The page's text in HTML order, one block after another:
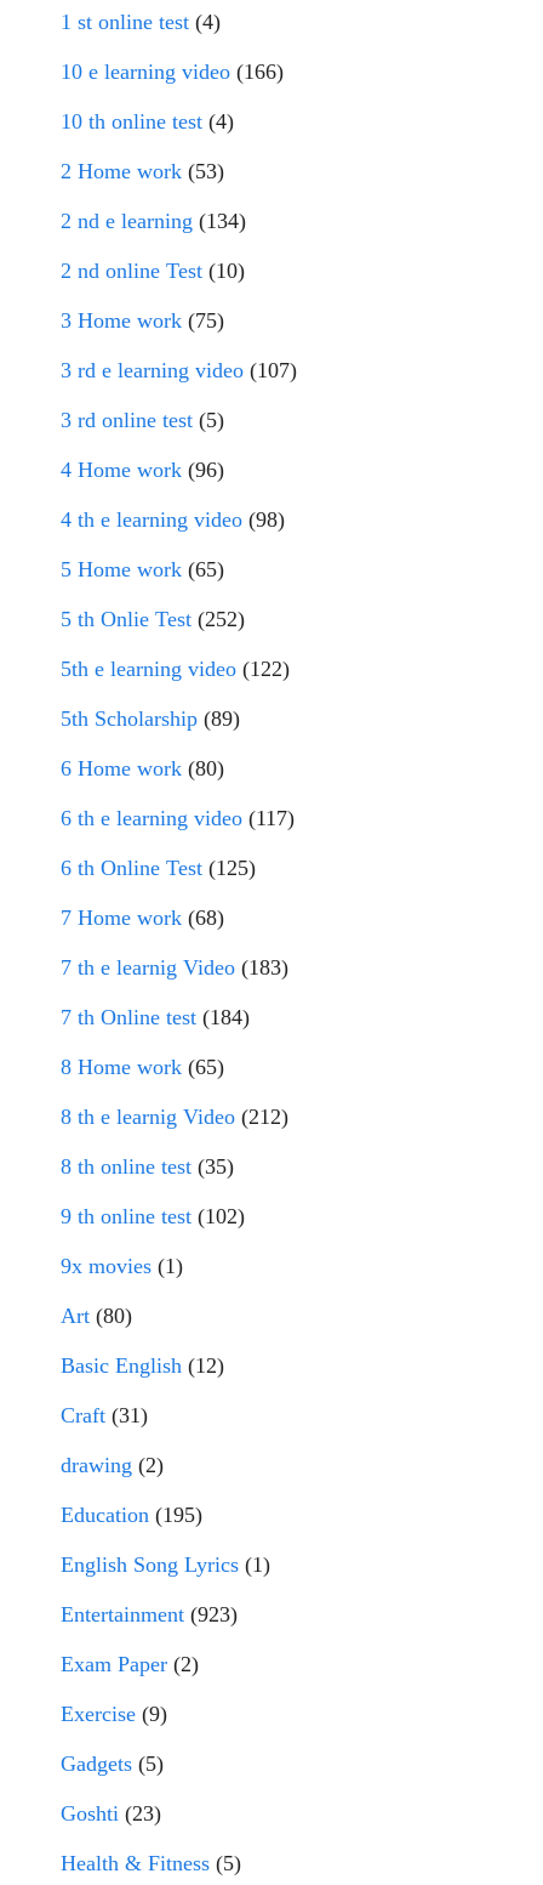
1 st online test (4)
10 e learning video (166)
10 th online test (4)
2 Home work (53)
2 nd e learning (134)
2 nd online Test (10)
3 Home work (75)
3 rd e learning video (107)
3 rd online test (5)
4 Home work (96)
4 th e learning video (98)
5 Home work (65)
5 th Onlie Test (252)
5th e learning video (122)
5th Scholarship (89)
6 Home work (80)
6 th e learning video (117)
6 th Online Test (125)
7 Home work (68)
7 th e learnig Video (183)
7 th Online test (184)
8 Home work (65)
8 th e learnig Video (212)
8 th online test (35)
9 th online test (102)
9x movies (1)
Art (80)
Basic English (12)
Craft (31)
drawing (2)
Education (195)
English Song Lyrics (1)
Entertainment (923)
Exam Paper (2)
Exercise (9)
Gadgets (5)
Goshti (23)
Health & Fitness (5)